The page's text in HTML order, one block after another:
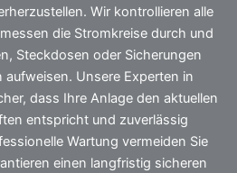
Wir kontrollieren alle
die Stromkreise durch und
Steckdosen oder Sicherungen
aufweisen. Unsere Experten in
dass Ihre Anlage den aktuellen
entspricht und zuverlässig
Wartung vermeiden Sie
einen langfristig sicheren